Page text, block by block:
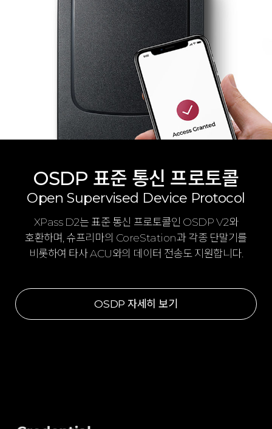
OSDP 표준 통신 프로토콜
Open Supervised Device Protocol
XPass D2는 표준 통신 프로토콜인 OSDP V2와
호환하며, 슈프리마의 CoreStation과 각종 단말기를
비롯하여 타사 ACU와의 데이터 전송도 지원합니다.
OSDP 자세히 보기